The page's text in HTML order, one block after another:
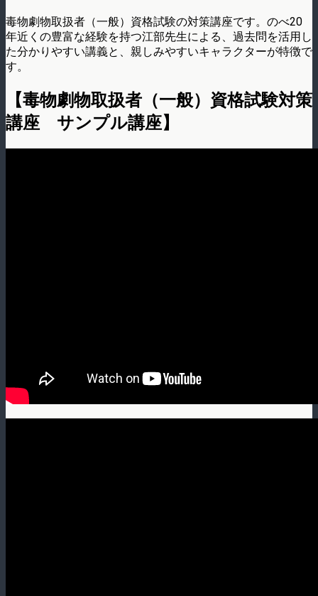
毒物劇物取扱者（一般）資格試験の対策講座です。のべ20
年近くの豊富な経験を持つ江部先生による、過去問を活用し
た分かりやすい講義と、親しみやすいキャラクターが特徴で
す。
【毒物劇物取扱者（一般）資格試験対策
講座 サンプル講座】